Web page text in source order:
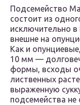
Подсемейство
состоит из
исключительно в
внешне на
Как и
10 мм —
формы, всходы
лиственных
выраженную
подсемейства